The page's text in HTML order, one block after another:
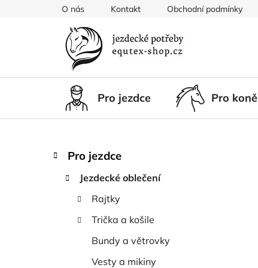
O nás Kontakt Obchodní podmínky
Pro jezdce Pro koně
PPřeskočit
kategorie
K
a
Pro jezdce
Jezdecké oblečení
Rajtky
Trička a košile
Bundy a větrovky
Vesty a mikiny